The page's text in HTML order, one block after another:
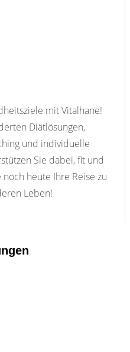
mit Vitalhane!
Diätlösungen,
und individuelle
Sie dabei, fit und
heute Ihre Reise zu
Leben!